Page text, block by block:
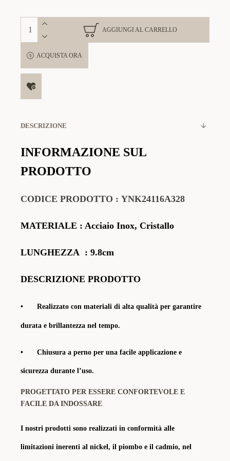
AGGIUNGI AL CARRELLO
ACQUISTA ORA
DESCRIZIONE
INFORMAZIONE SUL
PRODOTTO
CODICE PRODOTTO : YNK24116A328
MATERIALE : Acciaio Inox, Cristallo
LUNGHEZZA : 9.8cm
DESCRIZIONE PRODOTTO
• Realizzato con materiali di alta qualità per garantire
durata e brillantezza nel tempo.
• Chiusura a perno per una facile applicazione e
sicurezza durante l’uso.
PROGETTATO PER ESSERE CONFORTEVOLE E
FACILE DA INDOSSARE
I nostri prodotti sono realizzati in conformità alle
limitazioni inerenti al nickel, il piombo e il cadmio, nel